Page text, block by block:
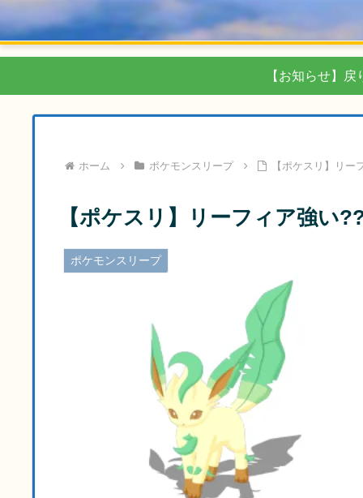
【お知らせ】
ホーム ポケモンスリープ 【ポケスリ】リー
【ポケスリ】リーフィア強い
ポケモンスリープ